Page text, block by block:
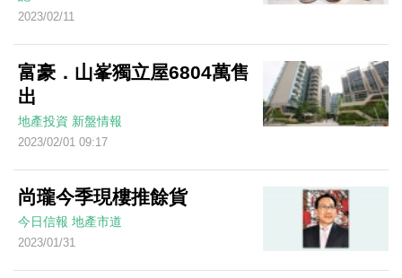
2023/02/11
富豪．山峯獨立屋6804萬售
出
地產投資 新盤情報
2023/02/01 09:17
尚瓏今季現樓推餘貨
今日信報 地產市道
2023/01/31